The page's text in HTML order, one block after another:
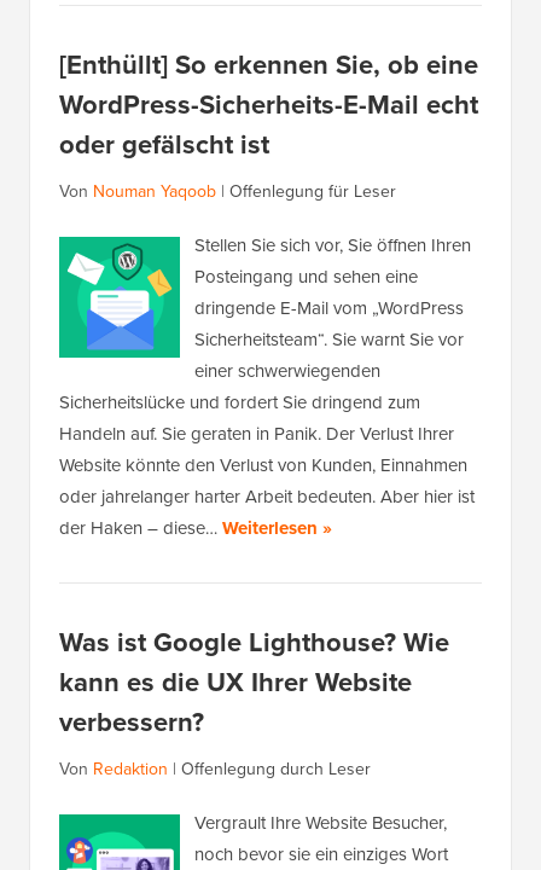
[Enthüllt] So erkennen Sie, ob eine
WordPress-Sicherheits-E-Mail echt
oder gefälscht ist
Von Nouman Yaqoob | Offenlegung für Leser
Stellen Sie sich vor, Sie öffnen Ihren
Posteingang und sehen eine
dringende E-Mail vom „WordPress
Sicherheitsteam“. Sie warnt Sie vor
einer schwerwiegenden
Sicherheitslücke und fordert Sie dringend zum
Handeln auf. Sie geraten in Panik. Der Verlust Ihrer
Website könnte den Verlust von Kunden, Einnahmen
oder jahrelanger harter Arbeit bedeuten. Aber hier ist
der Haken – diese…Weiterlesen »
Was ist Google Lighthouse? Wie
kann es die UX Ihrer Website
verbessern?
Von Redaktion | Offenlegung durch Leser
Vergrault Ihre Website Besucher,
noch bevor sie ein einziges Wort